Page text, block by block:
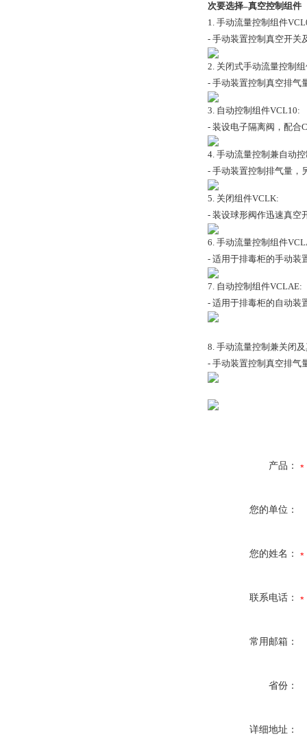
次要选择–真空控制组件
1. 手动流量控制组件
- 手动装置控制真空开关
2. 关闭式手动流量控制
- 手动装置控制真空排气
3. 自动控制组件VCL10:
- 装设电子隔离阀，配合
4. 手动流量控制兼自动
- 手动装置控制排气量，
5. 关闭组件VCLK:
- 装设球形阀作迅速真空
6. 手动流量控制组件
- 适用于排毒柜的手动装
7. 自动控制组件VCLAE:
- 适用于排毒柜的自动装
8. 手动流量控制兼关闭
- 手动装置控制真空排气
产品：
您的单位：
您的姓名：
联系电话：
常用邮箱：
省份：
详细地址：